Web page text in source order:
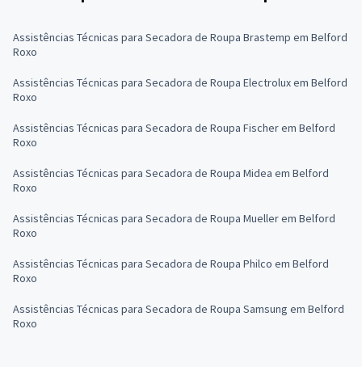
Assistências Técnicas para Secadora de Roupa Brastemp em Belford
Roxo
Assistências Técnicas para Secadora de Roupa Electrolux em Belford
Roxo
Assistências Técnicas para Secadora de Roupa Fischer em Belford
Roxo
Assistências Técnicas para Secadora de Roupa Midea em Belford
Roxo
Assistências Técnicas para Secadora de Roupa Mueller em Belford
Roxo
Assistências Técnicas para Secadora de Roupa Philco em Belford
Roxo
Assistências Técnicas para Secadora de Roupa Samsung em Belford
Roxo